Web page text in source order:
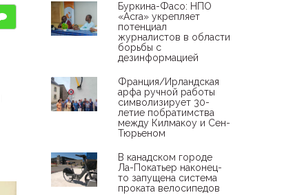
Буркина-Фасо: НПО
«Acra» укрепляет
потенциал
журналистов в области
борьбы с
дезинформацией
Франция/Ирландская
арфа ручной работы
символизирует 30-
летие побратимства
между Килмакоу и Сен-
Тюрьеном
В канадском городе
Ла-Покатьер наконец-
то запущена система
проката велосипедов